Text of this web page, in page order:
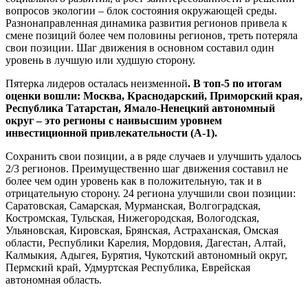
вопросов экологии – блок состояния окружающей среды.
Разнонаправленная динамика развития регионов привела к
смене позиций более чем половины регионов, треть потеряла
свои позиции. Шаг движения в основном составил один
уровень в лучшую или худшую сторону.
Пятерка лидеров осталась неизменной. В топ-5 по итогам
оценки вошли: Москва, Краснодарский, Приморский края,
Республика Татарстан, Ямало-Ненецкий автономный
округ – это регионы с наивысшим уровнем
инвестиционной привлекательности (А-1).
Сохранить свои позиции, а в ряде случаев и улучшить удалось
2/3 регионов. Преимущественно шаг движения составил не
более чем один уровень как в положительную, так и в
отрицательную сторону. 24 региона улучшили свои позиции:
Саратовская, Самарская, Мурманская, Волгоградская,
Костромская, Тульская, Нижегородская, Вологодская,
Ульяновская, Кировская, Брянская, Астраханская, Омская
области, Республики Карелия, Мордовия, Дагестан, Алтай,
Калмыкия, Адыгея, Бурятия, Чукотский автономный округ,
Пермский край, Удмуртская Республика, Еврейская
автономная область.